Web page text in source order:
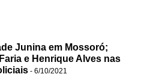
Junina em Mossoró;
e Henrique Alves nas
- 6/10/2021